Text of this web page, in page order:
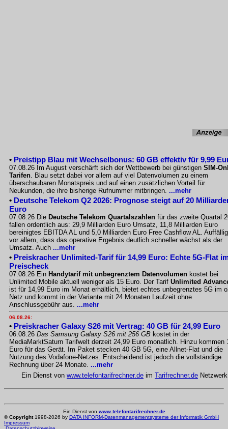
• Preistipp Blau mit Wechselbonus: 60 GB effektiv für 9,99
07.08.26 Im August verschärft sich der Wettbewerb bei günstigen SIM-
Tarifen. Blau setzt dabei vor allem auf viel Datenvolumen zu einem
überschaubaren Monatspreis und auf einen zusätzlichen Vorteil für
Neukunden, die ihre bisherige Rufnummer mitbringen. ...mehr
• Deutsche Telekom Q2 2026: Prognose steigt auf 20
Euro
07.08.26 Die Deutsche Telekom Quartalszahlen für das zweite Quartal
fallen ordentlich aus: 29,9 Milliarden Euro Umsatz, 11,8 Milliarden Euro
bereinigtes EBITDA AL und 5,0 Milliarden Euro Free Cashflow AL.
vor allem, dass das operative Ergebnis deutlich schneller wächst als der
Umsatz. Auch ...mehr
• Preiskracher Unlimited-Tarif für 14,99 Euro: Echte 5G-Flat
Preischeck
07.08.26 Ein Handytarif mit unbegrenztem Datenvolumen kostet bei
Unlimited Mobile aktuell weniger als 15 Euro. Der Tarif Unlimited
ist für 14,99 Euro im Monat erhältlich, bietet echtes unbegrenztes 5G im
Netz und kommt in der Variante mit 24 Monaten Laufzeit ohne
Anschlussgebühr aus. ...mehr
06.08.26:
• Preiskracher Galaxy S26 mit Vertrag: 40 GB für 24,99 Euro
06.08.26 Das Samsung Galaxy S26 mit 256 GB kostet in der
MediaMarktSaturn Tarifwelt derzeit 24,99 Euro monatlich. Hinzu kommen
Euro für das Gerät. Im Paket stecken 40 GB 5G, eine Allnet-Flat und die
Nutzung des Vodafone-Netzes. Entscheidend ist jedoch die vollständige
Rechnung über 24 Monate. ...mehr
Ein Dienst von www.telefontarifrechner.de im Tarifrechner.de Netzwerk
Ein Dienst von www.telefontarifrechner.de
©Copyright1998-2026 by DATA INFORM-Datenmanagementsysteme der Informatik GmbH
Impressum